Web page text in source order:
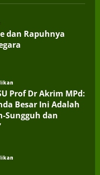
dan Rapuhnya
Prof Dr Akrim MPd:
Besar Ini Adalah
Sungguh dan